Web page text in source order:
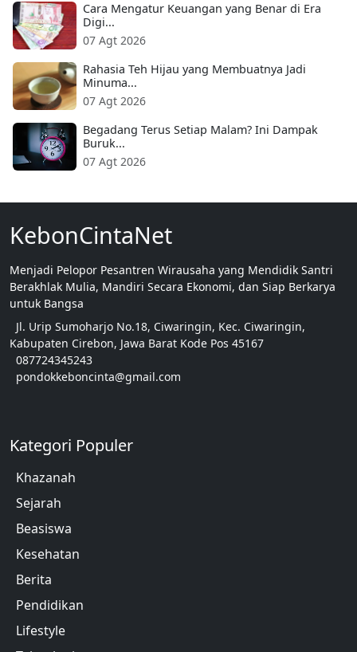
Cara Mengatur Keuangan yang Benar di Era
Digi...
07 Agt 2026
Rahasia Teh Hijau yang Membuatnya Jadi
Minuma...
07 Agt 2026
Begadang Terus Setiap Malam? Ini Dampak
Buruk...
07 Agt 2026
KebonCintaNet
Menjadi Pelopor Pesantren Wirausaha yang Mendidik Santri
Berakhlak Mulia, Mandiri Secara Ekonomi, dan Siap Berkarya
untuk Bangsa
Jl. Urip Sumoharjo No.18, Ciwaringin, Kec. Ciwaringin,
Kabupaten Cirebon, Jawa Barat Kode Pos 45167
087724345243
pondokkeboncinta@gmail.com
Kategori Populer
Khazanah
Sejarah
Beasiswa
Kesehatan
Berita
Pendidikan
Lifestyle